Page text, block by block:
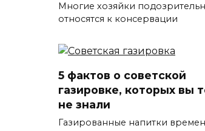
Многие хозяйки
относятся к консервации
5 фактов о советской
газировке, которых вы
не знали
Газированные напитки